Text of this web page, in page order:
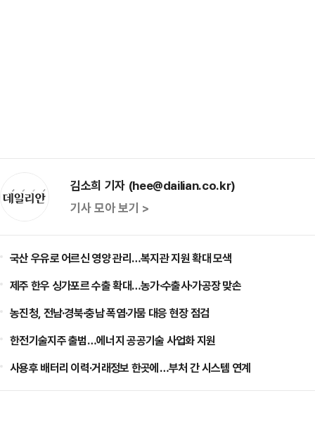
김소희 기자 (hee@dailian.co.kr)
기사 모아 보기 >
국산 우유로 어르신 영양 관리…복지관 지원 확대 모색
제주 한우 싱가포르 수출 확대…농가·수출사·가공장 맞손
농진청, 전남·경북·충남 폭염·가뭄 대응 현장 점검
한전기술지주 출범…에너지 공공기술 사업화 지원
사용후 배터리 이력·거래정보 한곳에…부처 간 시스템 연계